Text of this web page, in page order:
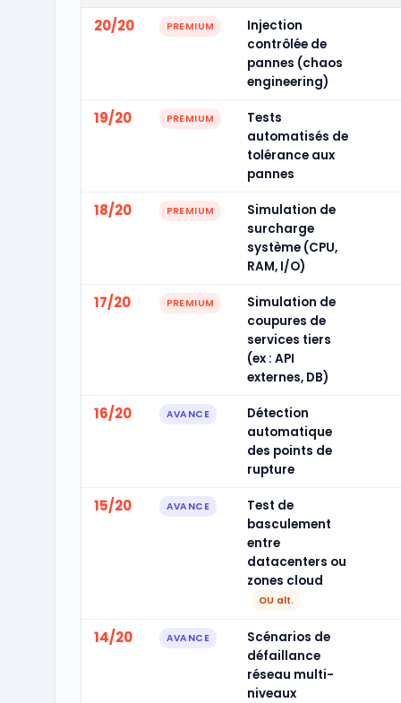
20/20 PREMIUM
Injection
contrôlée de
pannes (chaos
engineering)
19/20 PREMIUM
Tests
automatisés de
tolérance aux
pannes
18/20 PREMIUM
Simulation de
surcharge
système (CPU,
RAM, I/O)
17/20 PREMIUM
Simulation de
coupures de
services tiers
(ex : API
externes, DB)
16/20 AVANCE
Détection
automatique
des points de
rupture
15/20 AVANCE
Test de
basculement
entre
datacenters ou
zones cloud
OU alt.
14/20 AVANCE
Scénarios de
défaillance
réseau multi-
niveaux